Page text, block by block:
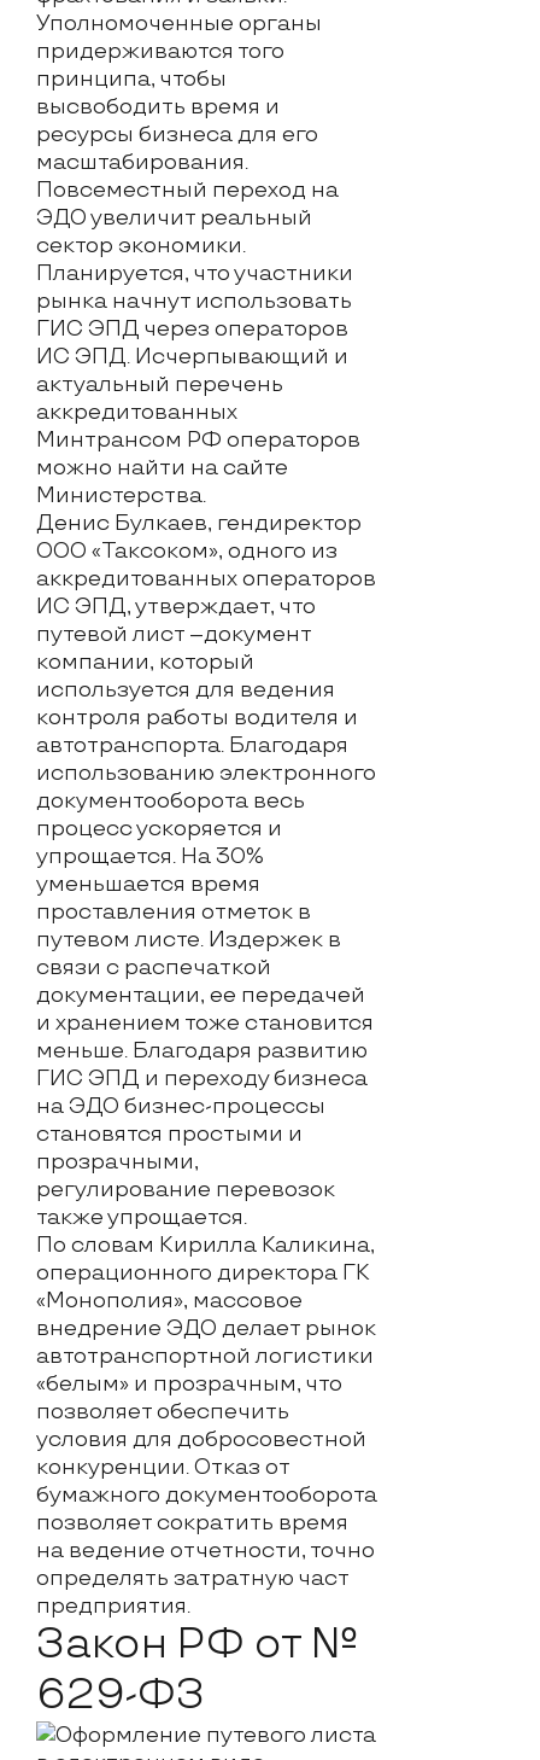
Уполномоченные органы
придерживаются того
принципа, чтобы
высвободить время и
ресурсы бизнеса для его
масштабирования.
Повсеместный переход на
ЭДО увеличит реальный
сектор экономики.
Планируется, что участники
рынка начнут использовать
ГИС ЭПД через операторов
ИС ЭПД. Исчерпывающий и
актуальный перечень
аккредитованных
Минтрансом РФ операторов
можно найти на сайте
Министерства.
Денис Булкаев, гендиректор
ООО «Таксоком», одного из
аккредитованных операторов
ИС ЭПД, утверждает, что
путевой лист –документ
компании, который
используется для ведения
контроля работы водителя и
автотранспорта. Благодаря
использованию электронного
документооборота весь
процесс ускоряется и
упрощается. На 30%
уменьшается время
проставления отметок в
путевом листе. Издержек в
связи с распечаткой
документации, ее передачей
и хранением тоже становится
меньше. Благодаря развитию
ГИС ЭПД и переходу бизнеса
на ЭДО бизнес-процессы
становятся простыми и
прозрачными,
регулирование перевозок
также упрощается.
По словам Кирилла Каликина,
операционного директора ГК
«Монополия», массовое
внедрение ЭДО делает рынок
автотранспортной логистики
«белым» и прозрачным, что
позволяет обеспечить
условия для добросовестной
конкуренции. Отказ от
бумажного документооборота
позволяет сократить время
на ведение отчетности, точно
определять затратную част
предприятия.
Закон РФ от №
629-ФЗ